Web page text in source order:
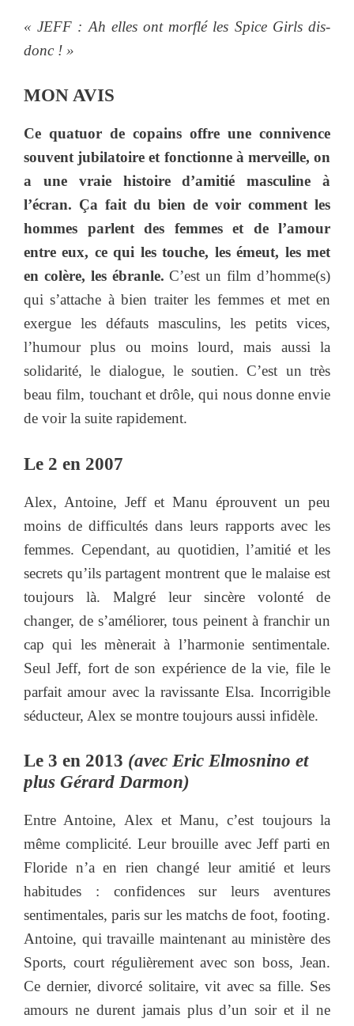
« JEFF : Ah elles ont morflé les Spice Girls dis-
donc ! »
MON AVIS
Ce quatuor de copains offre une connivence
souvent jubilatoire et fonctionne à merveille, on
a une vraie histoire d’amitié masculine à
l’écran. Ça fait du bien de voir comment les
hommes parlent des femmes et de l’amour
entre eux, ce qui les touche, les émeut, les met
en colère, les ébranle. C’est un film d’homme(s)
qui s’attache à bien traiter les femmes et met en
exergue les défauts masculins, les petits vices,
l’humour plus ou moins lourd, mais aussi la
solidarité, le dialogue, le soutien. C’est un très
beau film, touchant et drôle, qui nous donne envie
de voir la suite rapidement.
Le 2 en 2007
Alex, Antoine, Jeff et Manu éprouvent un peu
moins de difficultés dans leurs rapports avec les
femmes. Cependant, au quotidien, l’amitié et les
secrets qu’ils partagent montrent que le malaise est
toujours là. Malgré leur sincère volonté de
changer, de s’améliorer, tous peinent à franchir un
cap qui les mènerait à l’harmonie sentimentale.
Seul Jeff, fort de son expérience de la vie, file le
parfait amour avec la ravissante Elsa. Incorrigible
séducteur, Alex se montre toujours aussi infidèle.
Le 3 en 2013 (avec Eric Elmosnino et
plus Gérard Darmon)
Entre Antoine, Alex et Manu, c’est toujours la
même complicité. Leur brouille avec Jeff parti en
Floride n’a en rien changé leur amitié et leurs
habitudes : confidences sur leurs aventures
sentimentales, paris sur les matchs de foot, footing.
Antoine, qui travaille maintenant au ministère des
Sports, court régulièrement avec son boss, Jean.
Ce dernier, divorcé solitaire, vit avec sa fille. Ses
amours ne durent jamais plus d’un soir et il ne